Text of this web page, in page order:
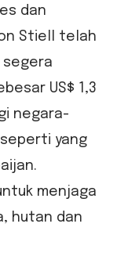
dan
Stiell telah
segera
US$ 1,3
negara-
yang
menjaga
hutan dan